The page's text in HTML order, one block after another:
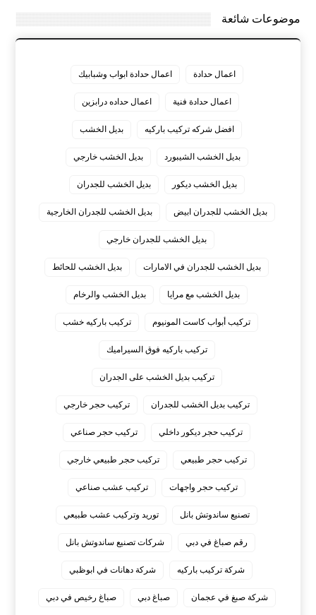
موضوعات شائعة
اعمال حدادة اعمال حدادة ابواب وشبابيك
اعمال حدادة فنية اعمال حداده درابزين
افضل شركه تركيب باركيه بديل الخشب
بديل الخشب الشيبورد بديل الخشب خارجي
بديل الخشب ديكور بديل الخشب للجدران
بديل الخشب للجدران ابيض بديل الخشب للجدران الخارجية
بديل الخشب للجدران خارجي
بديل الخشب للجدران في الامارات بديل الخشب للحائط
بديل الخشب مع مرايا بديل الخشب والرخام
تركيب أبواب كاست المونيوم تركيب باركيه خشب
تركيب باركيه فوق السيراميك
تركيب بديل الخشب على الجدران
تركيب بديل الخشب للجدران تركيب حجر خارجي
تركيب حجر ديكور داخلي تركيب حجر صناعي
تركيب حجر طبيعي تركيب حجر طبيعي خارجي
تركيب حجر واجهات تركيب عشب صناعي
تصنيع ساندوتش بانل توريد وتركيب عشب طبيعي
رقم صباغ في دبي شركات تصنيع ساندوتش بانل
شركة تركيب باركيه شركة دهانات في ابوظبي
شركة صبغ في عجمان صباغ دبي صباغ رخيص في دبي